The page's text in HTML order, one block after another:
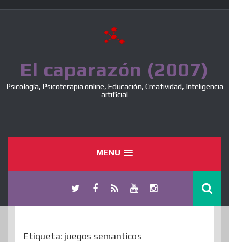
El caparazón (2007)
Psicología, Psicoterapia online, Educación, Creatividad, Inteligencia
artificial
MENU
Etiqueta: juegos semanticos